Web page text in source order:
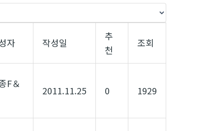
자 작성일
추
천
조회
F＆
2011.11.25 0 1929